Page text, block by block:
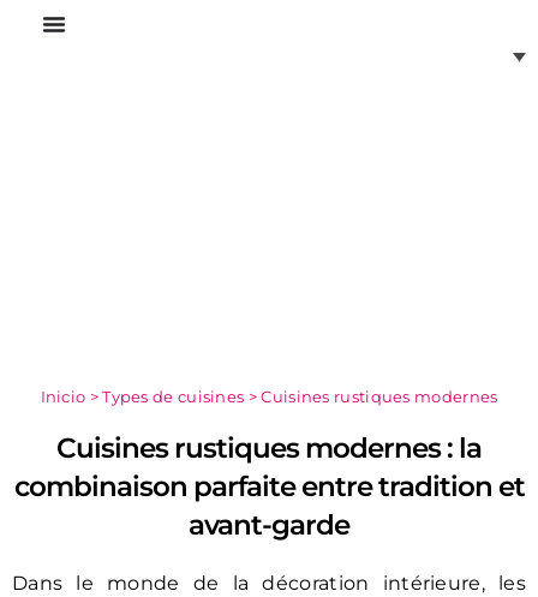
Aller
Inicio >Types de cuisines >Cuisines rustiques modernes
Cuisines rustiques modernes : la
combinaison parfaite entre tradition et
avant-garde
Dans le monde de la décoration intérieure, les